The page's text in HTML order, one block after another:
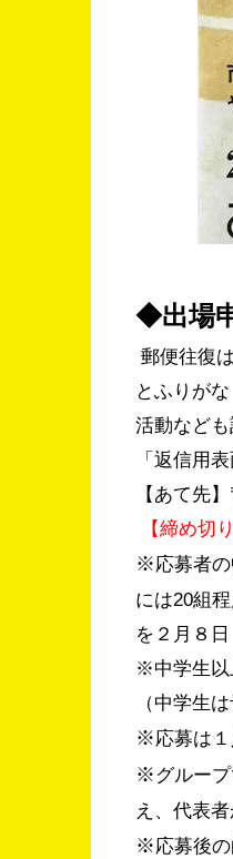
◆出場
郵便往復
とふりが
活動など
「返信用
【あて先
【締め切
※応募者
には20組
を２月８
※中学生以
（中学生
※応募は
※ グルー
え、代表
※応募後